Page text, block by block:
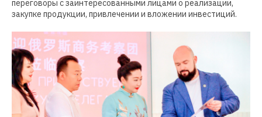
переговоры с заинтересованными лицами о реализации,
закупке продукции, привлечении и вложении инвестиций.